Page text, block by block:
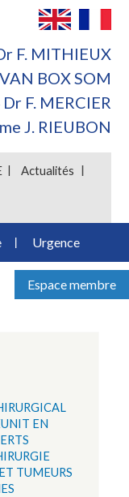
F. MITHIEUX
BOX SOM
Dr F. MERCIER
J. RIEUBON
Actualités
Urgence
Espace membre
EN
TUMEURS